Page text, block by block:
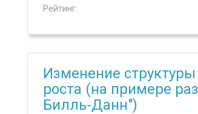
Рейтинг:
Изменение
роста (на примере
Билль-Данн")